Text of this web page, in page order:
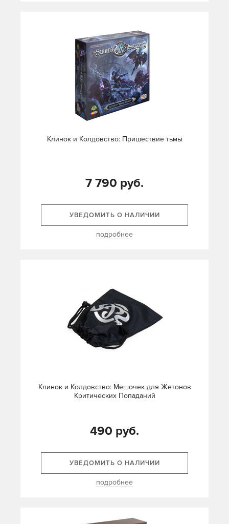
Клинок и Колдовство: Пришествие тьмы
7 790 руб.
УВЕДОМИТЬ О НАЛИЧИИ
подробнее
Клинок и Колдовство: Мешочек для Жетонов
Критических Попаданий
490 руб.
УВЕДОМИТЬ О НАЛИЧИИ
подробнее